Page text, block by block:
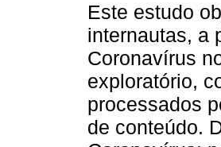
Este estudo
internautas, a
Coronavírus
exploratório,
processados
de conteúdo.